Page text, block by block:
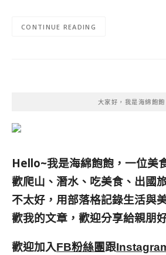
CONTINUE READING
大家好，我是海綿飽飽
Hello~我是海綿飽飽，一位美
歡爬山、潛水、吃美食、出國
不太好，用部落格記錄生活與
歡我的文章，歡迎分享給親朋
歡迎加入FB粉絲團跟